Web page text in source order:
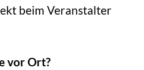
beim Veranstalter
vor Ort?